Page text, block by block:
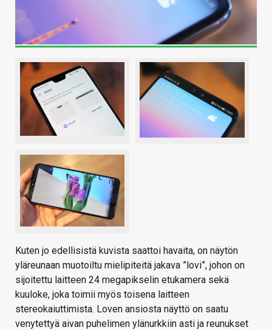
Kuten jo edellisistä kuvista saattoi havaita, on näytön
yläreunaan muotoiltu mielipiteitä jakava ”lovi”, johon on
sijoitettu laitteen 24 megapikselin etukamera sekä
kuuloke, joka toimii myös toisena laitteen
stereokaiuttimista. Loven ansiosta näyttö on saatu
venytettyä aivan puhelimen ylänurkkiin asti ja reunukset